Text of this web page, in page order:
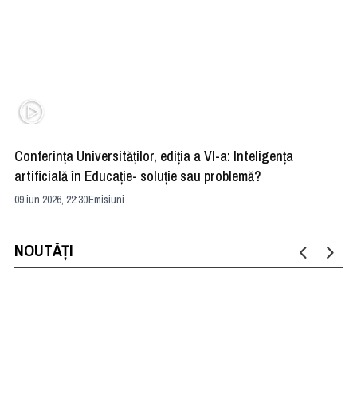
Conferința Universităților, ediția a VI-a: Inteligența
artificială în Educație- soluție sau problemă?
09 iun 2026, 22:30Emisiuni
NOUTĂȚI